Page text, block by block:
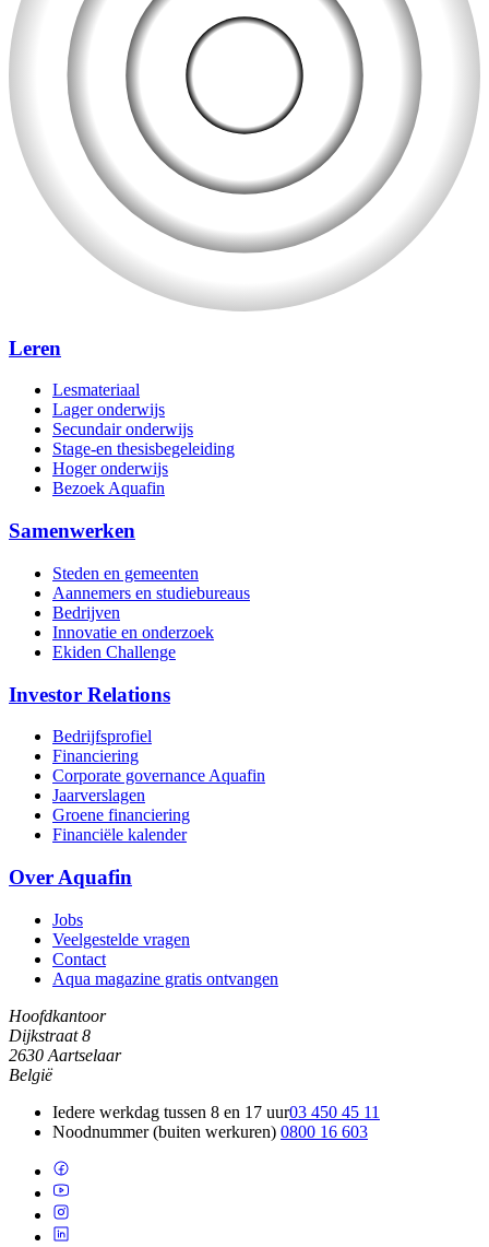
Leren
Lesmateriaal
Lager onderwijs
Secundair onderwijs
Stage-en thesisbegeleiding
Hoger onderwijs
Bezoek Aquafin
Samenwerken
Steden en gemeenten
Aannemers en studiebureaus
Bedrijven
Innovatie en onderzoek
Ekiden Challenge
Investor Relations
Bedrijfsprofiel
Financiering
Corporate governance Aquafin
Jaarverslagen
Groene financiering
Financiële kalender
Over Aquafin
Jobs
Veelgestelde vragen
Contact
Aqua magazine gratis ontvangen
Hoofdkantoor
Dijkstraat 8
2630 Aartselaar
België
Iedere werkdag tussen 8 en 17 uur03 450 45 11
Noodnummer (buiten werkuren) 0800 16 603